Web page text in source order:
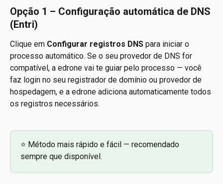
Opção 1 – Configuração automática de DNS
(Entri)
Clique em Configurar registros DNS para iniciar o
processo automático. Se o seu provedor de DNS for
compatível, a edrone vai te guiar pelo processo — você
faz login no seu registrador de domínio ou provedor de
hospedagem, e a edrone adiciona automaticamente todos
os registros necessários.
⭐ Método mais rápido e fácil — recomendado
sempre que disponível.